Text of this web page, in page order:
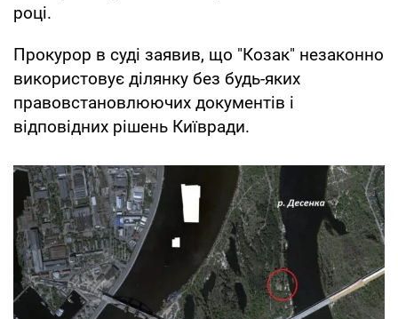
році.
Прокурор в суді заявив, що "Козак" незаконно
використовує ділянку без будь-яких
правовстановлюючих документів і
відповідних рішень Київради.